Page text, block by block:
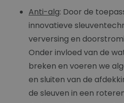
Anti-alg: Door de
innovatieve
verversing en
Onder invloed van de
breken en voeren we
en sluiten van de
de sleuven in een